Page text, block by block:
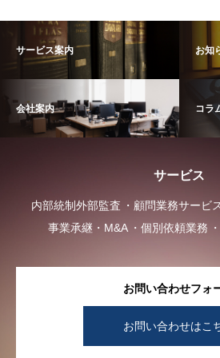
サービス案内 お知
会社案内 コラ
サービス
内部統制外部監査 顧問業務サービ
事業承継・M&A
個別依頼業務
お問い合わせフォ
お問い合わせはこ